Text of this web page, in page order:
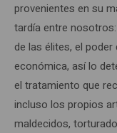
provenientes en su
tardía entre
de las élites, el
económica, así lo
el tratamiento que
incluso los propios
maldecidos,